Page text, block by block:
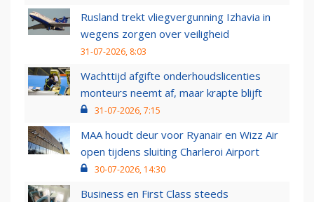
Rusland trekt vliegvergunning Izhavia in
wegens zorgen over veiligheid
31-07-2026, 8:03
Wachttijd afgifte onderhoudslicenties
monteurs neemt af, maar krapte blijft
31-07-2026, 7:15
MAA houdt deur voor Ryanair en Wizz Air
open tijdens sluiting Charleroi Airport
30-07-2026, 14:30
Business en First Class steeds